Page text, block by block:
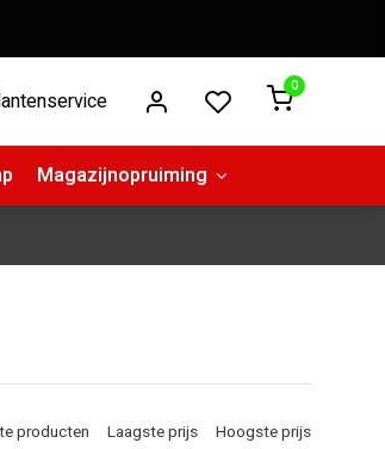
0
Magazijnopruiming
producten Laagste prijs Hoogste prijs